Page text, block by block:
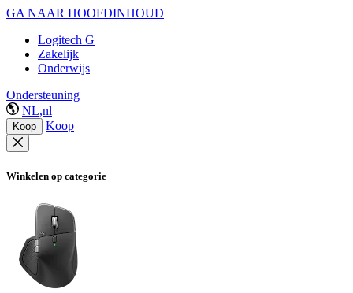
GA NAAR HOOFDINHOUD
Logitech G
Zakelijk
Onderwijs
Ondersteuning
NL,nl
Koop Koop
Winkelen op categorie